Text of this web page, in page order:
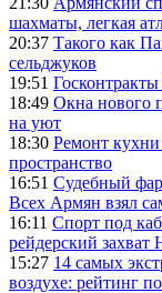
шахматы, легкая
20:37 Такого как
сельджуков
19:51
18:49 Окна нового
на уют
18:30 Ремонт
пространство
16:51 Судебный
Всех Армян взял
16:11 Спорт под
рейдерский
15:27 14 самых
воздухе: рейтинг